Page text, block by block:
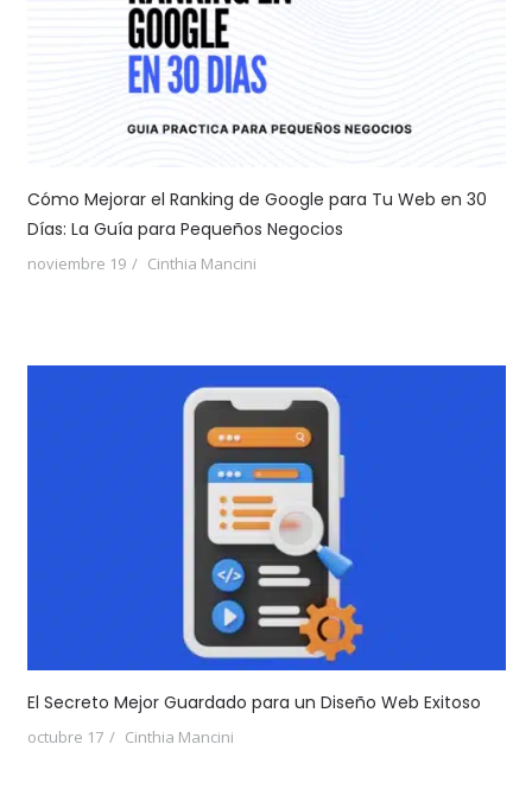
Cómo Mejorar el Ranking de Google para Tu Web en 30
Días: La Guía para Pequeños Negocios
noviembre 19 Cinthia Mancini
El Secreto Mejor Guardado para un Diseño Web Exitoso
octubre 17 Cinthia Mancini